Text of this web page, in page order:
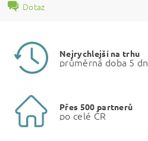
Dotaz
Nejrychlejší na trhu
průměrná doba 5
Přes 500 partnerů
po celé ČR